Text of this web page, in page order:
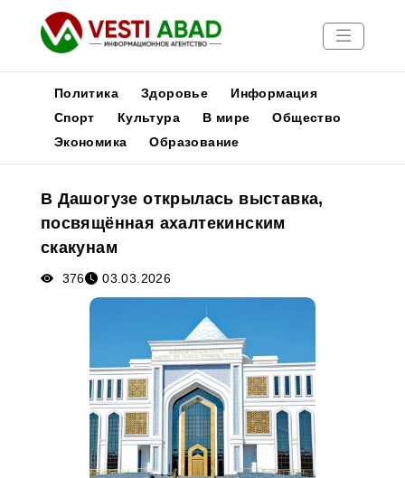
Новости
Медиа
Афиша
Политика Здоровье
Информация
Спорт
Культура В мире
Общество
Экономика
Образование
В Дашогузе открылась выставка,
посвящённая ахалтекинским
скакунам
376 03.03.2026